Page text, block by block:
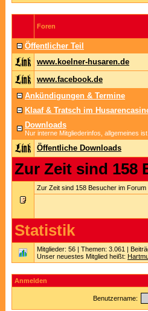
Foren
Öffentlicher Teil
www.koelner-husaren.de
www.facebook.de
Ankündigungen & Termine
Klaaf & Tratsch im
Downloads
Nur interne Mitgliederinfos, allgemeines
Öffentliche Downloads
Zur Zeit sind 158
Zur Zeit sind 158 Besucher im Forum
Statistik
Mitglieder: 56 | Themen: 3.061 |
Unser neuestes Mitglied heißt:
Anmelden
Benutzername: